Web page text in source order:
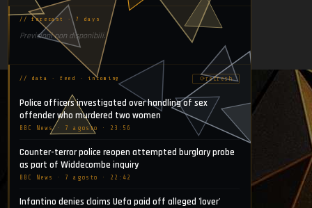
// forecast · 7 days
Previsioni non disponibili.
// data · feed · incoming ⟳refresh
Police officers investigated over handling of sex
offender who murdered two women
BBC News · 7 agosto · 23:56
Counter-terror police reopen attempted burglary probe
as part of Widdecombe inquiry
BBC News · 7 agosto · 22:42
Infantino denies claims Uefa paid off alleged 'lover'